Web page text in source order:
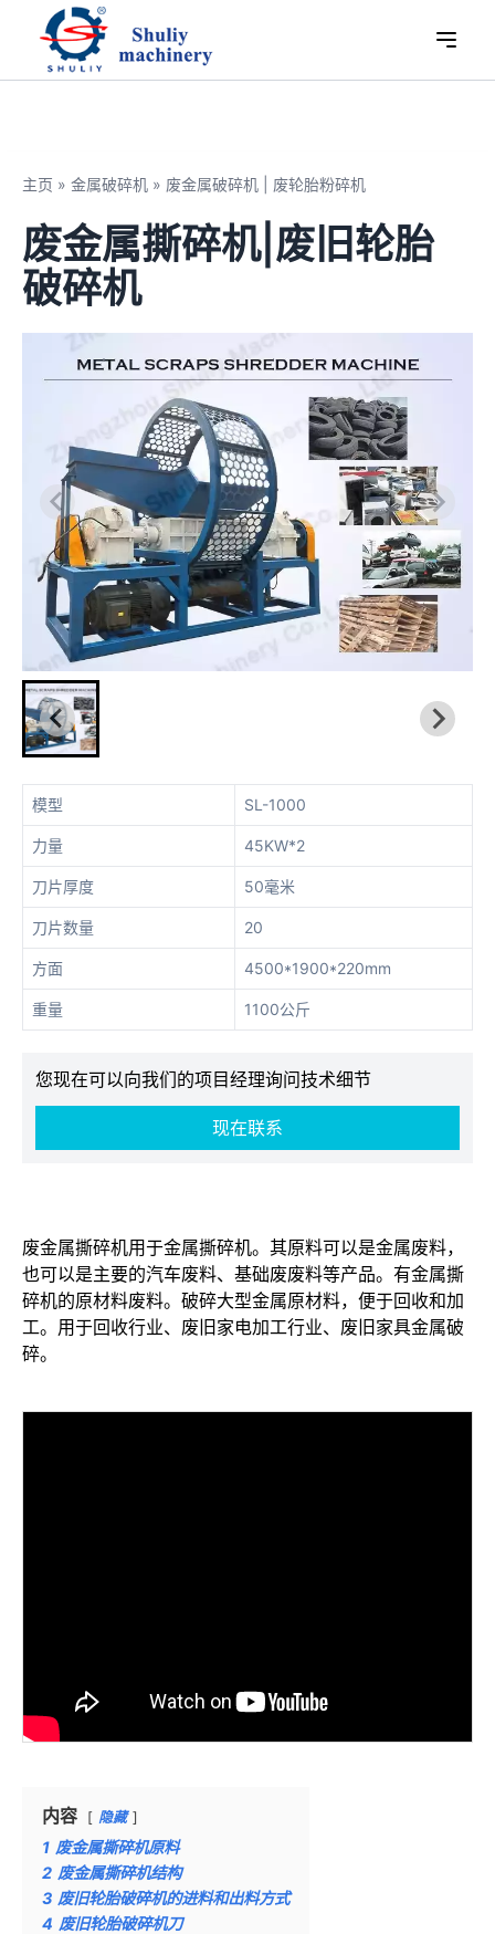
主页 » 金属破碎机 » 废金属破碎机 | 废轮胎粉碎机
废金属撕碎机|废旧轮胎
破碎机
模型 SL-1000
力量 45KW*2
刀片厚度 50毫米
刀片数量 20
方面 4500*1900*220mm
重量 1100公斤
您现在可以向我们的项目经理询问技术细节
现在联系
废金属撕碎机用于金属撕碎机。其原料可以是金属废料，
也可以是主要的汽车废料、基础废废料等产品。有金属撕
碎机的原材料废料。破碎大型金属原材料，便于回收和加
工。用于回收行业、废旧家电加工行业、废旧家具金属破
碎。
内容 隐藏
1 废金属撕碎机原料
2 废金属撕碎机结构
3 废旧轮胎破碎机的进料和出料方式
4 废旧轮胎破碎机刀